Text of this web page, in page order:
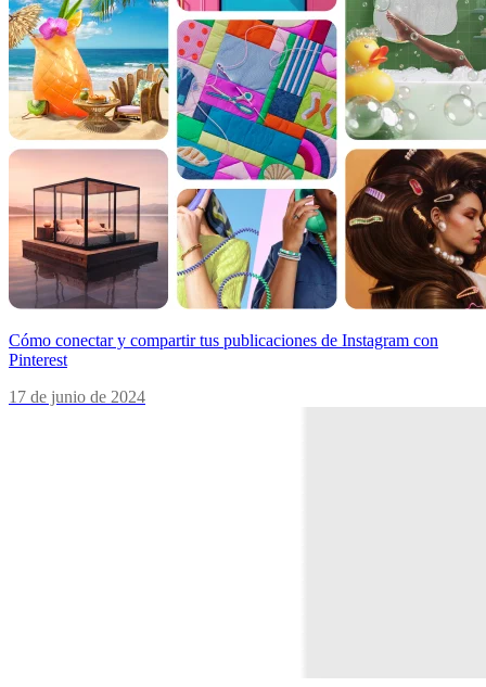
Cómo conectar y compartir tus publicaciones de Instagram con
Pinterest
17 de junio de 2024